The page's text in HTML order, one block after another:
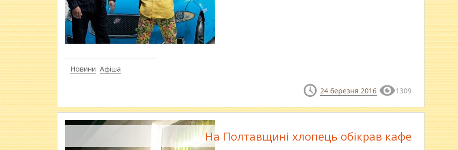
Новини Афіша
24 березня 2016 1309
На Полтавщині хлопець обікрав кафе